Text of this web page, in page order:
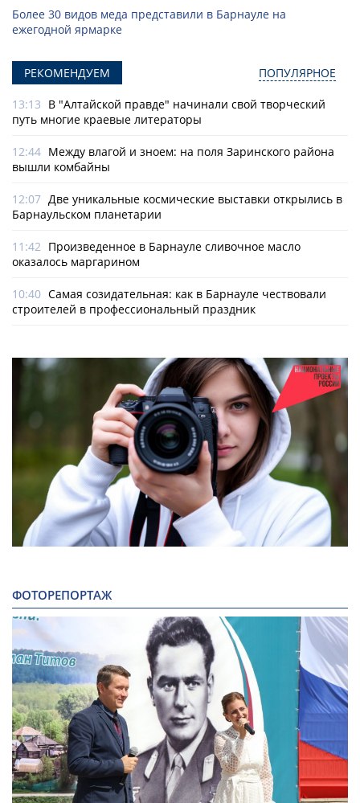
Более 30 видов меда представили в Барнауле на
ежегодной ярмарке
РЕКОМЕНДУЕМ ПОПУЛЯРНОЕ
13:13 В "Алтайской правде" начинали свой творческий
путь многие краевые литераторы
12:44 Между влагой и зноем: на поля Заринского района
вышли комбайны
12:07 Две уникальные космические выставки открылись в
Барнаульском планетарии
11:42 Произведенное в Барнауле сливочное масло
оказалось маргарином
10:40 Самая созидательная: как в Барнауле чествовали
строителей в профессиональный праздник
ФОТОРЕПОРТАЖ